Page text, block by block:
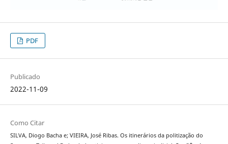
PDF
Publicado
2022-11-09
Como Citar
SILVA, Diogo Bacha e; VIEIRA, José Ribas. Os itinerários da politização do